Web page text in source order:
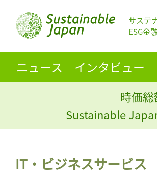
サステ
ESG金
ニュース インタビュー
時価
Sustainable
IT・ビジネスサービス